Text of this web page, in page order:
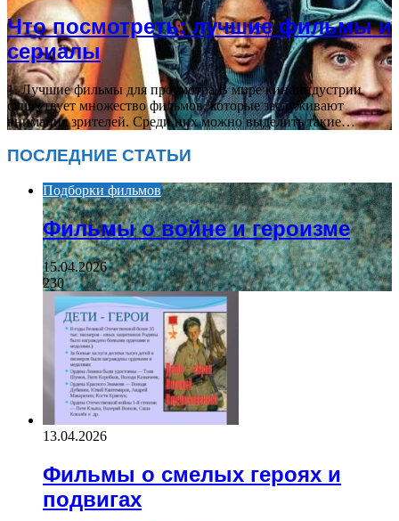
Что посмотреть: лучшие фильмы и
сериалы
1. Лучшие фильмы для просмотра В мире киноиндустрии
существует множество фильмов, которые заслуживают
внимания зрителей. Среди них можно выделить такие…
ПОСЛЕДНИЕ СТАТЬИ
Подборки фильмов
Фильмы о войне и героизме
15.04.2026
230
13.04.2026
Фильмы о смелых героях и
подвигах